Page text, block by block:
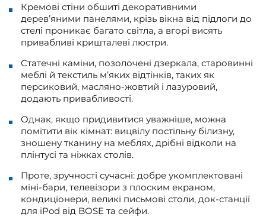
Кремові стіни обшиті декоративними
дерев’яними панелями, крізь вікна від підлоги до
стелі проникає багато світла, а вгорі висять
привабливі кришталеві люстри.
Статечні каміни, позолочені дзеркала, старовинні
меблі й текстиль м’яких відтінків, таких як
персиковий, масляно-жовтий і лазуровий,
додають привабливості.
Однак, якщо придивитися уважніше, можна
помітити вік кімнат: вицвілу постільну білизну,
зношену тканину на меблях, дрібні відколи на
плінтусі та ніжках столів.
Проте, зручності сучасні: добре укомплектовані
міні-бари, телевізори з плоским екраном,
кондиціонери, великі письмові столи, док-станції
для iPod від BOSE та сейфи.